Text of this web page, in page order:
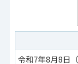
令和7年8月8日（